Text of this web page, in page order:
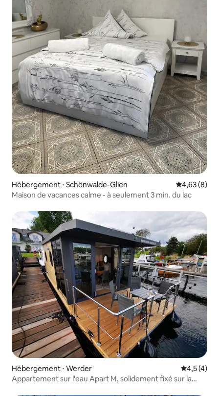
Hébergement ⋅ Schönwalde-Glien Évaluation
4,63 (8)
Maison de vacances calme - à seulement 3 min. du lac
Hébergement ⋅ Werder Évaluation
4,5 (4)
Appartement sur l'eau Apart M, solidement fixé sur la